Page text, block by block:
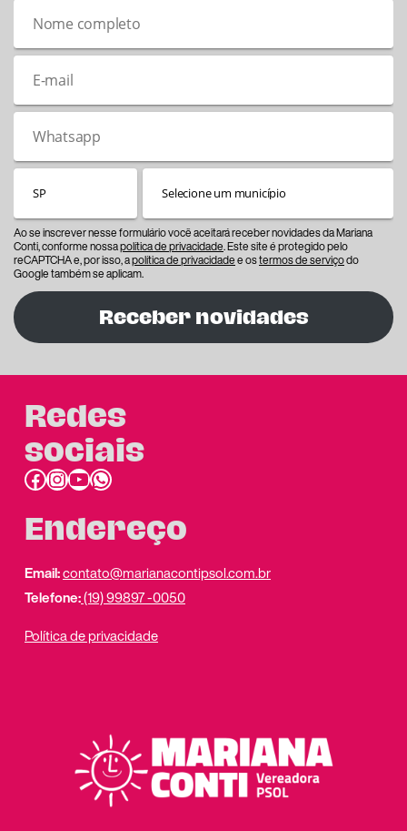
Ao se inscrever nesse formulário você aceitará receber novidades da Mariana
Conti, conforme nossapolítica de privacidade. Este site é protegido pelo
reCAPTCHA e, por isso, apolítica de privacidadee ostermos de serviçodo
Google também se aplicam.
Receber novidades
Redes
sociais
Facebook InstagramYoutube link do whatsapp
Endereço
Email:contato@marianacontipsol.com.br
Telefone:(19) 99897 -0050
Política de privacidade